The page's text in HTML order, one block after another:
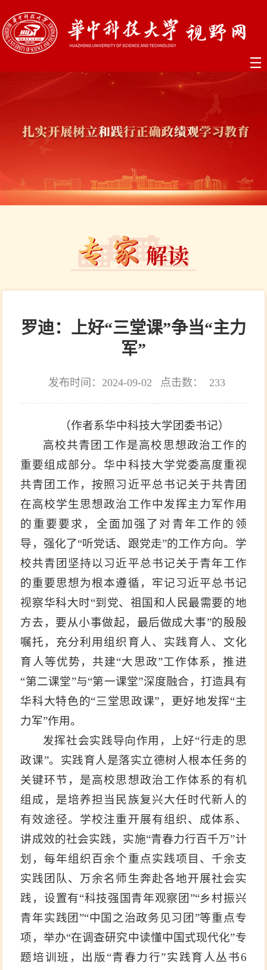
罗迪：上好“三堂课”争当“主力
军”
发布时间：2024-09-02 点击数： 233
（作者系华中科技大学团委书记）
高校共青团工作是高校思想政治工作的
重要组成部分。华中科技大学党委高度重视
共青团工作，按照习近平总书记关于共青团
在高校学生思想政治工作中发挥主力军作用
的重要要求，全面加强了对青年工作的领
导，强化了“听党话、跟党走”的工作方向。学
校共青团坚持以习近平总书记关于青年工作
的重要思想为根本遵循，牢记习近平总书记
视察华科大时“到党、祖国和人民最需要的地
方去，要从小事做起，最后做成大事”的殷殷
嘱托，充分利用组织育人、实践育人、文化
育人等优势，共建“大思政”工作体系，推进
“第二课堂”与“第一课堂”深度融合，打造具有
华科大特色的“三堂思政课”，更好地发挥“主
力军”作用。
发挥社会实践导向作用，上好“行走的思
政课”。实践育人是落实立德树人根本任务的
关键环节，是高校思想政治工作体系的有机
组成，是培养担当民族复兴大任时代新人的
有效途径。学校注重开展有组织、成体系、
讲成效的社会实践，实施“青春力行百千万”计
划，每年组织百余个重点实践项目、千余支
实践团队、万余名师生奔赴各地开展社会实
践，设置有“科技强国青年观察团”“乡村振兴
青年实践团”“中国之治政务见习团”等重点专
项，举办“在调查研究中读懂中国式现代化”专
题培训班，出版“青春力行”实践育人丛书6